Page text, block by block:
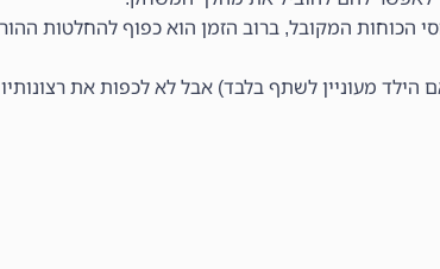
המקובל, ברוב הזמן הוא כפוף להחלטות
מעוניין לשתף בלבד) אבל לא לכפות את